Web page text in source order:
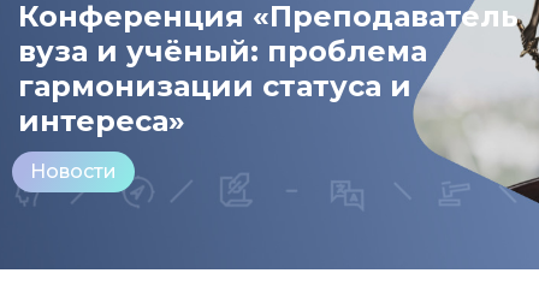
Конференция «Преподаватель
вуза и учёный: проблема
гармонизации статуса и
интереса»
Новости